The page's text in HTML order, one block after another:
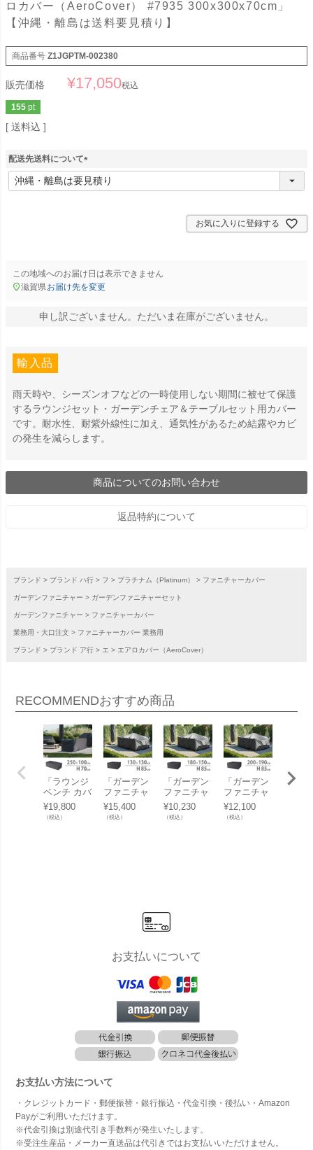
ロカバー（AeroCover） #7935 300x300x70cm」
【沖縄・離島は送料要見積り】
商品番号 Z1JGPTM-002380
販売価格 ¥17,050税込
155 pt
送料込
配送先送料について
(
必
お気に入りに登録する
この地域へのお届け日は表示できません
滋賀県お届け先を変更
申し訳ございません。ただいま在庫がございません。
輸入品
雨天時や、シーズンオフなどの一時使用しない期間に被せて保護
するラウンジセット・ガーデンチェア＆テーブルセット用カバー
です。耐水性、耐紫外線性に加え、通気性があるため結露やカビ
の発生を減らします。
商品についてのお問い合わせ
返品特約について
ブランド ブランド ハ行 フ プラチナム（Platinum） ファニチャーカバー
ガーデンファニチャー ガーデンファニチャーセット
ガーデンファニチャー ファニチャーカバー
業務用・大口注文 ファニチャーカバー 業務用
ブランド ブランド ア行 エ エアロカバー（AeroCover）
RECOMMENDおすすめ商品
「ラウンジ
ベンチ カバ
ー（Lounge
bench cove
r） エアロ
¥19,800
（税込）
「ガーデン
ファニチャ
ーセット カ
バー （Gar
den furnitur
島は送料要
¥15,400
（税込）
「ガーデン
ファニチャ
ーセット カ
バー （Gar
den furnitur
¥10,230
（税込）
「ガーデン
ファニチャ
ーセット カ
バー （Gar
den furnitur
¥12,100
（税込）
「ガ
お支払いについて
お支払い方法について
・クレジットカード・郵便振替・銀行振込・代金引換・後払い・Amazon
Payがご利用いただけます。
※代金引換は別途代引き手数料が発生いたします。
※受注生産品・メーカー直送品は代引きではお支払いいただけません。